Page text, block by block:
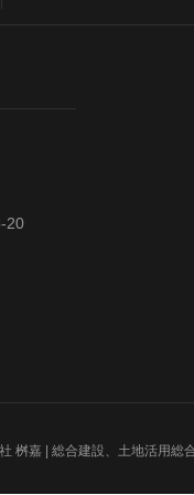
20
桝嘉 | 総合建設、土地活用総